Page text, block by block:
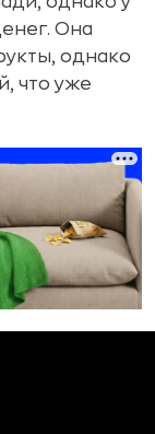
Она
однако
что уже